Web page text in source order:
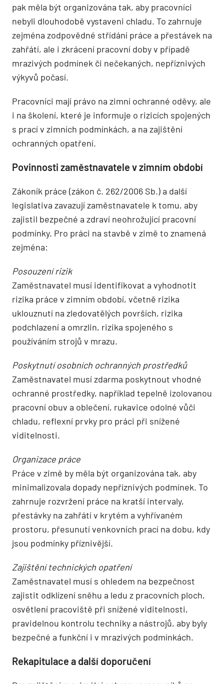
pak měla být organizována tak, aby pracovníci
nebyli dlouhodobě vystaveni chladu. To zahrnuje
zejména zodpovědné střídání práce a přestávek na
zahřátí, ale i zkrácení pracovní doby v případě
mrazivých podmínek či nečekaných, nepříznivých
výkyvů počasí.
Pracovníci mají právo na zimní ochranné oděvy, ale
i na školení, které je informuje o rizicích spojených
s prací v zimních podmínkách, a na zajištění
ochranných opatření.
Povinnosti zaměstnavatele v zimním období
Zákoník práce (zákon č. 262/2006 Sb.) a další
legislativa zavazují zaměstnavatele k tomu, aby
zajistil bezpečné a zdraví neohrožující pracovní
podmínky. Pro práci na stavbě v zimě to znamená
zejména:
Posouzení rizik
Zaměstnavatel musí identifikovat a vyhodnotit
rizika práce v zimním období, včetně rizika
uklouznutí na zledovatělých površích, rizika
podchlazení a omrzlin, rizika spojeného s
používáním strojů v mrazu.
Poskytnutí osobních ochranných prostředků
Zaměstnavatel musí zdarma poskytnout vhodné
ochranné prostředky, například tepelně izolovanou
pracovní obuv a oblečení, rukavice odolné vůči
chladu, reflexní prvky pro práci při snížené
viditelnosti.
Organizace práce
Práce v zimě by měla být organizována tak, aby
minimalizovala dopady nepříznivých podmínek. To
zahrnuje rozvržení práce na kratší intervaly,
přestávky na zahřátí v krytém a vyhřívaném
prostoru, přesunutí venkovních prací na dobu, kdy
jsou podmínky příznivější.
Zajištění technických opatření
Zaměstnavatel musí s ohledem na bezpečnost
zajistit odklízení sněhu a ledu z pracovních ploch,
osvětlení pracoviště při snížené viditelnosti,
pravidelnou kontrolu techniky a nástrojů, aby byly
bezpečné a funkční i v mrazivých podmínkách.
Rekapitulace a další doporučení